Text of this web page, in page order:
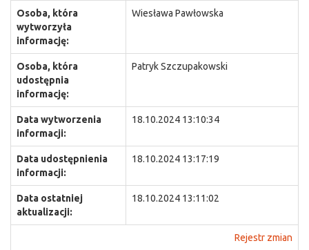
Osoba, która
wytworzyła
informację:
Wiesława Pawłowska
Osoba, która
udostępnia
informację:
Patryk Szczupakowski
Data wytworzenia
informacji:
18.10.2024 13:10:34
Data udostępnienia
informacji:
18.10.2024 13:17:19
Data ostatniej
aktualizacji:
18.10.2024 13:11:02
Rejestr zmian